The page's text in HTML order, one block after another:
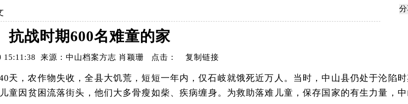
抗战时期600名难童的家
15:11:38 来源：中山档案方志 肖颖珊 点击： 复制链接
，农作物失收，全县大饥荒，短短一年内，仅石岐就饿死近万人。当时，中山县仍处于沦陷
童因贫困流落街头，他们大多骨瘦如柴、疾病缠身。为救助落难儿童，保存国家的有生力量，